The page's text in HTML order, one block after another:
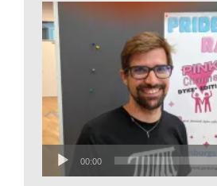
Audio-
Player
00:00